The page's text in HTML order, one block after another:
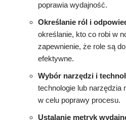
poprawia wydajność.
Określanie ról i
określanie, kto co robi w
zapewnienie, że role są
efektywne.
Wybór narzędzi i
technologie lub narzędzia
w celu poprawy procesu.
Ustalanie metryk